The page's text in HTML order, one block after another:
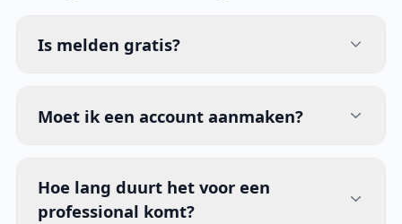
Is melden gratis?
Moet ik een account aanmaken?
Hoe lang duurt het voor een
professional komt?